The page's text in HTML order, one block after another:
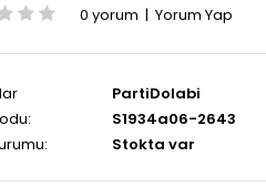
0 yorum | Yorum Yap
PartiDolabi
S1934a06-2643
Stokta var